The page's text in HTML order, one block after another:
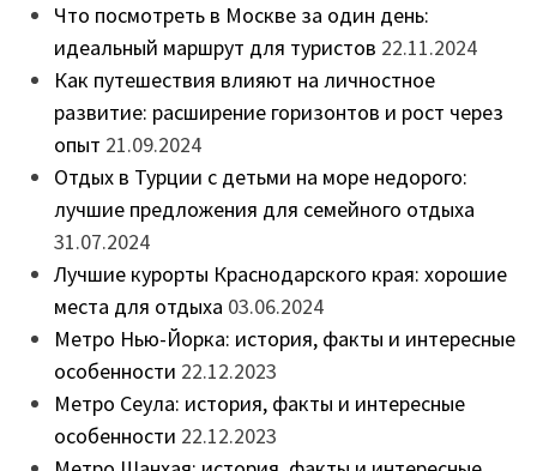
Что посмотреть в Москве за один день:
идеальный маршрут для туристов 22.11.2024
Как путешествия влияют на личностное
развитие: расширение горизонтов и рост через
опыт 21.09.2024
Отдых в Турции с детьми на море недорого:
лучшие предложения для семейного отдыха
31.07.2024
Лучшие курорты Краснодарского края: хорошие
места для отдыха 03.06.2024
Метро Нью-Йорка: история, факты и интересные
особенности 22.12.2023
Метро Сеула: история, факты и интересные
особенности 22.12.2023